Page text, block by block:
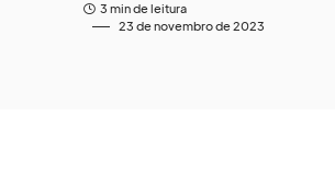
3 min de leitura
23 de novembro de 2023